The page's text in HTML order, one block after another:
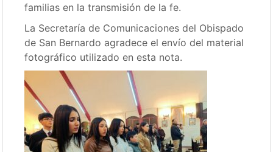
familias en la transmisiónde la fe.
La Secretaría de Comunicaciones del Obispado
de San Bernardo agradece el envío del material
fotográfico utilizado en esta nota.